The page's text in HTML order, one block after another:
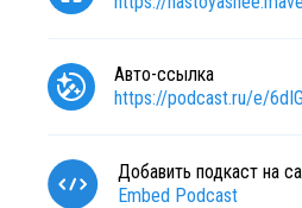
Авто-ссылка
https://podcast.ru/e/
Добавить подкаст на
Embed Podcast